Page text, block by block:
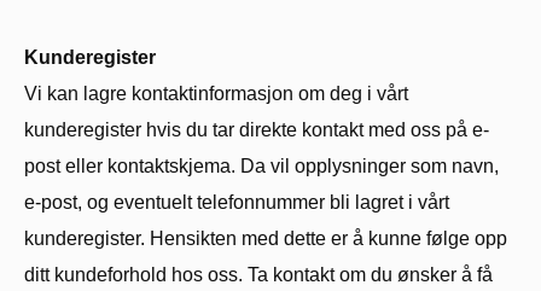
Kunderegister
Vi kan lagre kontaktinformasjon om deg i vårt
kunderegister hvis du tar direkte kontakt med oss på e-
post eller kontaktskjema. Da vil opplysninger som navn,
e-post, og eventuelt telefonnummer bli lagret i vårt
kunderegister. Hensikten med dette er å kunne følge opp
ditt kundeforhold hos oss. Ta kontakt om du ønsker å få